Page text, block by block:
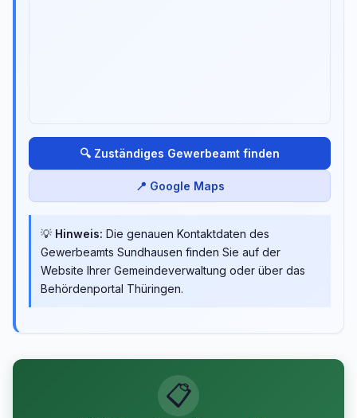
🔍 Zuständiges Gewerbeamt finden
📍 Google Maps
💡 Hinweis: Die genauen Kontaktdaten des
Gewerbeamts Sundhausen finden Sie auf der
Website Ihrer Gemeindeverwaltung oder über das
Behördenportal Thüringen.
📋